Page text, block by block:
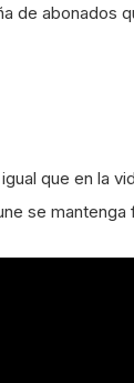
de abonados
que en la
se